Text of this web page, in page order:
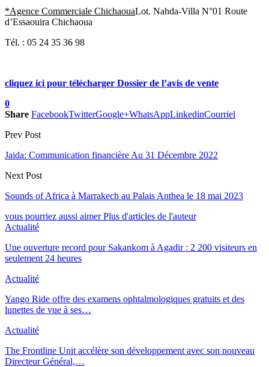
*Agence Commerciale ChichaouaLot. Nahda-Villa N°01 Route
d’Essaouira Chichaoua
Tél. : 05 24 35 36 98
cliquez ici pour télécharger Dossier de l’avis de vente
0
Share FacebookTwitterGoogle+WhatsAppLinkedinCourriel
Prev Post
Jaida: Communication financière Au 31 Décembre 2022
Next Post
Sounds of Africa à Marrakech au Palais Anthea le 18 mai 2023
vous pourriez aussi aimer Plus d'articles de l'auteur
Actualité
Une ouverture record pour Sakankom à Agadir : 2 200 visiteurs en
seulement 24 heures
Actualité
Yango Ride offre des examens ophtalmologiques gratuits et des
lunettes de vue à ses…
Actualité
The Frontline Unit accélère son développement avec son nouveau
Directeur Général,…